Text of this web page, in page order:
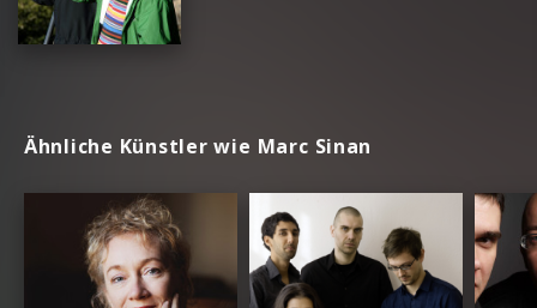
Ähnliche Künstler wie Marc Sinan